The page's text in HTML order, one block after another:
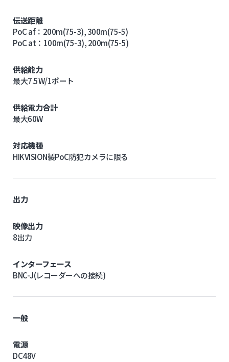
伝送距離
PoC af：200m(75-3), 300m(75-5)
PoC at：100m(75-3), 200m(75-5)
供給能力
最大7.5W/1ポート
供給電力合計
最大60W
対応機種
HIKVISION製PoC防犯カメラに限る
出力
映像出力
8出力
インターフェース
BNC-J(レコーダーへの接続)
一般
電源
DC48V